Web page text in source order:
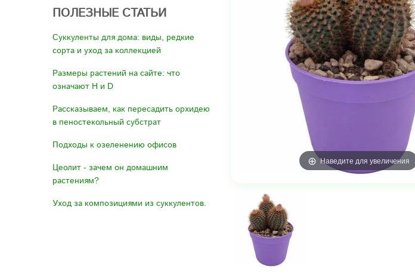
ПОЛЕЗНЫЕ СТАТЬИ
Суккуленты для дома: виды, редкие
сорта и уход за коллекцией
Размеры растений на сайте: что
означают H и D
Рассказываем, как пересадить орхидею
в пеностекольный субстрат
Подходы к озеленению офисов
Цеолит - зачем он домашним
растениям?
Уход за композициями из суккулентов.
Наведите для увеличения